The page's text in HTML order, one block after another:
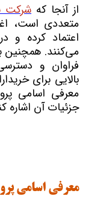
از آنجا که شرکت
متعددی است،
اعتماد کرده و
می‌کنند. همچنین
فراوان و
بالایی برای
معرفی اسامی
جزئیات آن اشاره
معرفی اسامی